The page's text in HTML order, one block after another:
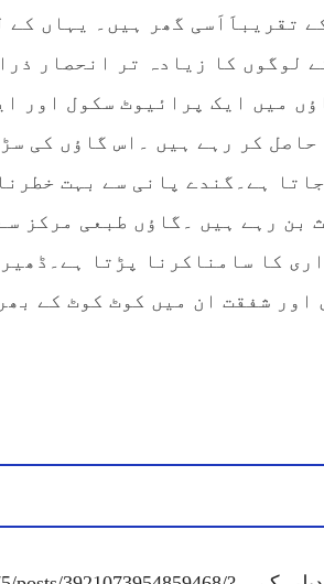
تقریباَاَسی گھر ہیں۔ یہاں کے
لوگوں کا زیادہ تر انحصار
میں ایک پرائیوٹ سکول اور
کر رہے ہیں ۔اس گاؤں کی
ہے۔گندے پانی سے بہت
بن رہے ہیں ۔گاؤں طبعی مرکز
کا سامناکرنا پڑتا
اور شفقت ان میں کوٹ کوٹ کے